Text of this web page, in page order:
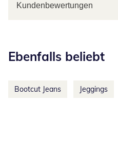
Kundenbewertungen
Ebenfalls beliebt
Bootcut Jeans Jeggings